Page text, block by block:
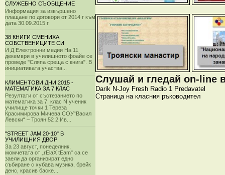
СЛУЖЕБНО СЪОБЩЕНИЕ
Информация за извършено
плащане по договори от 2014 г към
дата 30.09.2015 г.
38 КНИГИ СМЕНИХА
СОБСТВЕНИЦИТЕ СИ
И Д Електронни медии На 11
декември в училищното фоайе се
проведе "Сляпа среща с книга". В
инициативата участва...
КЛИМЕНТОВИ ДНИ 2015 -
МАТЕМАТИКА ЗА 7 КЛАС
Резултати от състезанието по
математика за 7. клас N ученик
училище точки 1 Тереза
Красимирова Мичева СОУ“Васил
Левски“ – Троян 52 2 Ив...
"STREET JAM 20-10" В
УЧИЛИЩНИЯ ДВОР
За 23 август, понеделник,
момчетата от „rElaX tEam" са се
заели да организират едно
събиране с хубава музика, брейк
денс, красив баске...
Слушай и гледай on-line
Darik N-Joy Fresh Radio 1 Predavatel
Страница на класния ръководител